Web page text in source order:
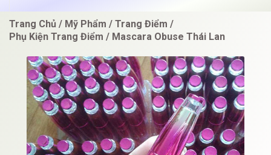
Trang Chủ Mỹ Phẩm
Trang Điểm
Phụ Kiện Trang Điểm
Mascara Obuse Thái Lan